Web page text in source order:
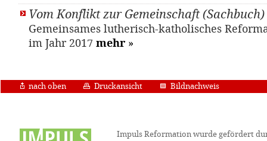
Vom Konflikt zur Gemeinschaft (Sachbuch)
Gemeinsames lutherisch-katholisches
im Jahr 2017 mehr »
nach oben Druckansicht Bildnachweis
Impuls Reformation wurde gefördert